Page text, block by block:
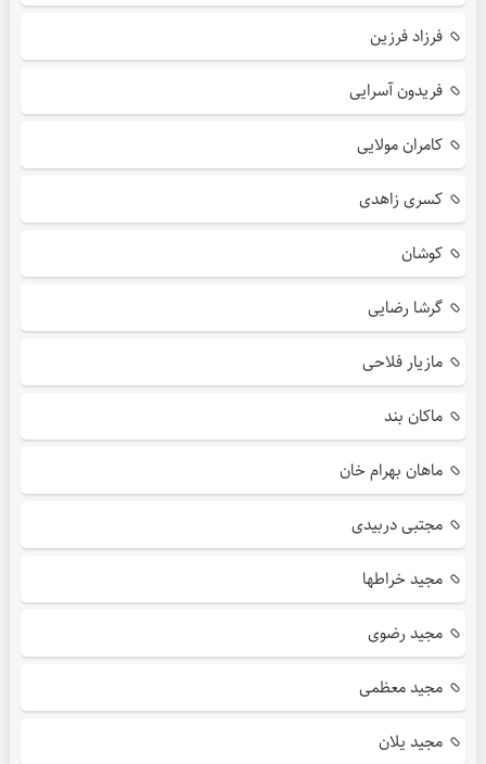
فرزاد فرزین
فریدون آسرایی
کامران مولایی
کسری زاهدی
کوشان
گرشا رضایی
مازیار فلاحی
ماکان بند
ماهان بهرام خان
مجتبی دربیدی
مجید خراطها
مجید رضوی
مجید معظمی
مجید یلان